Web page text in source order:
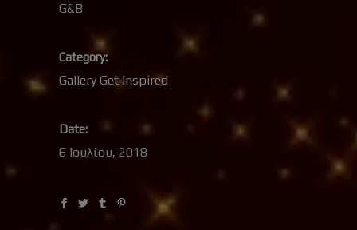
G&B
Category:
Gallery Get Inspired
Date:
6 Ιουλίου, 2018